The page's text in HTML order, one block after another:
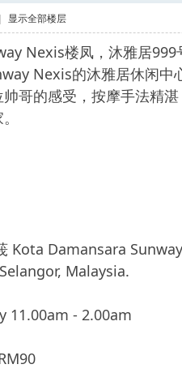
显示全部楼层
Nexis楼凤，沐雅居
Nexis的沐雅居休闲中
哥的感受，按摩手法精
Kota Damansara
Malaysia.
11.00am - 2.00am